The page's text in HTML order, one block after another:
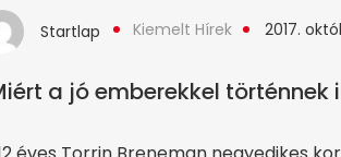
Startlap Kiemelt Hírek 2017.
a jó emberekkel történnek